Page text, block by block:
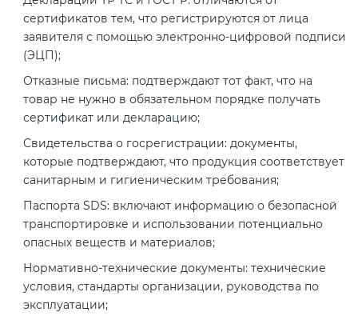
сертификатов тем, что регистрируются от лица
заявителя с помощью электронно-цифровой подписи
(ЭЦП);
Отказные письма: подтверждают тот факт, что на
товар не нужно в обязательном порядке получать
сертификат или декларацию;
Свидетельства о госрегистрации: документы,
которые подтверждают, что продукция соответствует
санитарным и гигиеническим требования;
Паспорта SDS: включают информацию о безопасной
транспортировке и использовании потенциально
опасных веществ и материалов;
Нормативно-технические документы: технические
условия, стандарты организации, руководства по
эксплуатации;
Сертификация бытовой техники
Сертификация легкой
промышленности
Сертификация упаковки
Сертификация импортной
продукции
Сертификация для
маркетплейсов
Сертификат ГОСТ Р ИСО/МЭК
20000-1-2021
Сертификат ГОСТ Р ИСО 26000-
2012
Сертификат ГОСТ Р ИСО/МЭК
27001-2021
Регистрация товарного знака
(торговой марки) в Роспатенте
Регистрация товарного знака
(торговой марки) в Роспатенте
Регистрация товарного знака
(торговой марки) в Роспатенте
Декларация связи Минцифры
2008
Сертификат ГОСТ Р ИСО 20121-
2014
Сертификат ГОСТ Р 56404-2021
Сертификат ГОСТ Р 55267-2012
Добровольная сертификация
продукции ГОСТ Р
О безопасности дорог (ТР ТС
014/2011)
О безопасности оборудования
для работы во взрывоопасных
средах (ТР ТС 012/2011)
ТР ТС 011/2011 «Безопасность
лифтов»
О требованиях к средствам
обеспечения пожарной
безопасности и пожаротушения